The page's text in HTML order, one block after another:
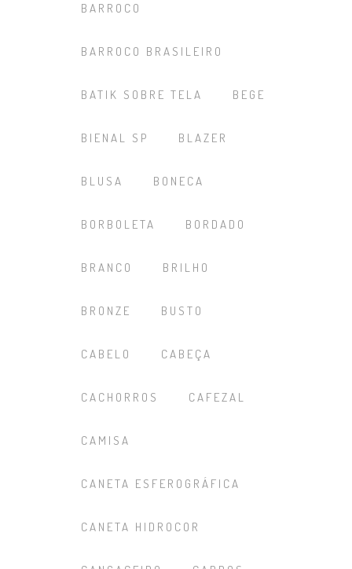
BARROCO
BARROCO BRASILEIRO
BATIK SOBRE TELA BEGE
BIENAL SP BLAZER
BLUSA BONECA
BORBOLETA BORDADO
BRANCO BRILHO
BRONZE BUSTO
CABELO CABEÇA
CACHORROS CAFEZAL
CAMISA
CANETA ESFEROGRÁFICA
CANETA HIDROCOR